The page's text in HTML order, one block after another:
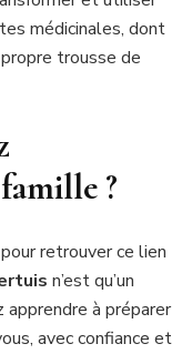
médicinales, dont
trousse de
?
retrouver ce lien
n’est qu’un
apprendre à préparer
avec confiance et